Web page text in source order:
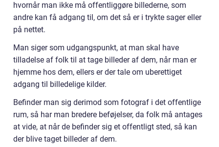
hvornår man ikke må offentliggøre billederne, som
andre kan få adgang til, om det så er i trykte sager eller
på nettet.
Man siger som udgangspunkt, at man skal have
tilladelse af folk til at tage billeder af dem, når man er
hjemme hos dem, ellers er der tale om uberettiget
adgang til billedelige kilder.
Befinder man sig derimod som fotograf i det offentlige
rum, så har man bredere beføjelser, da folk må antages
at vide, at når de befinder sig et offentligt sted, så kan
der blive taget billeder af dem.